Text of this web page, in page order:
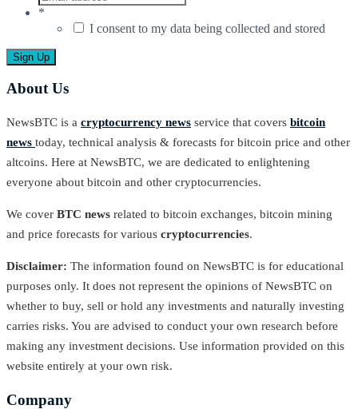
*
I consent to my data being collected and stored
About Us
NewsBTC is a cryptocurrency news service that covers bitcoin
news today, technical analysis & forecasts for bitcoin price and other
altcoins. Here at NewsBTC, we are dedicated to enlightening
everyone about bitcoin and other cryptocurrencies.
We cover BTC news related to bitcoin exchanges, bitcoin mining
and price forecasts for various cryptocurrencies.
Disclaimer: The information found on NewsBTC is for educational
purposes only. It does not represent the opinions of NewsBTC on
whether to buy, sell or hold any investments and naturally investing
carries risks. You are advised to conduct your own research before
making any investment decisions. Use information provided on this
website entirely at your own risk.
Company